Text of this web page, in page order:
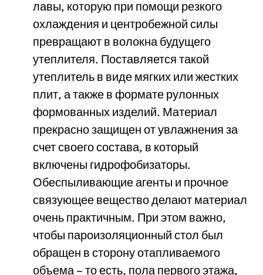
лавы, которую при помощи резкого
охлаждения и центробежной силы
превращают в волокна будущего
утеплителя. Поставляется такой
утеплитель в виде мягких или жестких
плит, а также в формате рулонных
формованных изделий. Материал
прекрасно защищен от увлажнения за
счет своего состава, в который
включены гидрофобизаторы.
Обеспыливающие агенты и прочное
связующее вещество делают материал
очень практичным. При этом важно,
чтобы пароизоляционный стол был
обращен в сторону отапливаемого
объема – то есть, пола первого этажа,